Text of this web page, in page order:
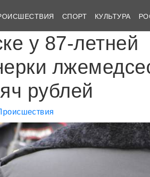
СПОРТ КУЛЬТУРА
у 87-летней
рублей